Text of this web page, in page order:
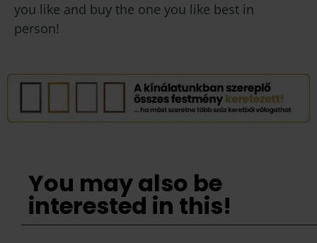
you like and buy the one you like best in
person!
You may also be
interested in this!